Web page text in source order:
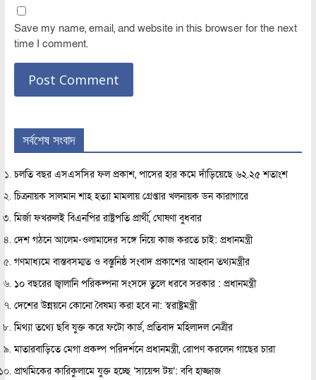
Save my name, email, and website in this browser for the next
time I comment.
সর্বশেষ সংবাদ
চলতি বছর এসএসসির ফল প্রকাশ, পাসের হার কমে দাঁড়িয়েছে ৬২.২৫ শতাংশ
চিত্রনায়ক সালমান শাহ হত্যা মামলায় গ্রেপ্তার খলনায়ক ডন কারাগারে
মির্জা ফখরুলই বিএনপির রাষ্ট্রপতি প্রার্থী, ঘোষণা বুধবার
দেশ গঠনে আলেম-ওলামাদের সঙ্গে নিয়ে কাজ করতে চাই: প্রধানমন্ত্রী
গণমাধ্যমে বাস্তবসম্মত ও বস্তুনিষ্ঠ সংবাদ প্রকাশের আহ্বান তথ্যমন্ত্রীর
১০ বছরের জ্বালানি পরিকল্পনা সংসদে তুলে ধরবে সরকার : প্রধানমন্ত্রী
দেশের উন্নয়নে কোনো বৈষম্য করা হবে না: স্বরাষ্ট্রমন্ত্রী
মিথ্যা তথ্যে ছবি যুক্ত করে ফটো কার্ড, প্রতিবাদ মহিলাদল নেত্রীর
মাতারবাড়িতে মেগা প্রকল্প পরিদর্শনে প্রধানমন্ত্রী, রোপণ করলেন গাছের চারা
প্রাথমিকের কারিকুলামে যুক্ত হচ্ছে ‘সায়েন্স টয়’: ববি হাজ্জাজ